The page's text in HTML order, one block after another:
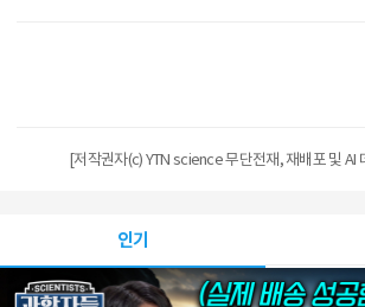
[저작권자(c) YTN science 무단전재, 재배포 및 AI
인기